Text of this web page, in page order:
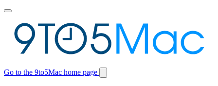
Toggle
menu
Go to the 9to5Mac home page
Switch